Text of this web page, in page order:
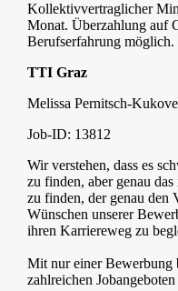
Kollektivvertraglicher
Monat. Überzahlung auf
Berufserfahrung möglich.
TTI Graz
Melissa Pernitsch-
Job-ID: 13812
Wir verstehen, dass es
zu finden, aber genau
zu finden, der genau den
Wünschen unserer
ihren Karriereweg zu
Mit nur einer Bewerbung
zahlreichen